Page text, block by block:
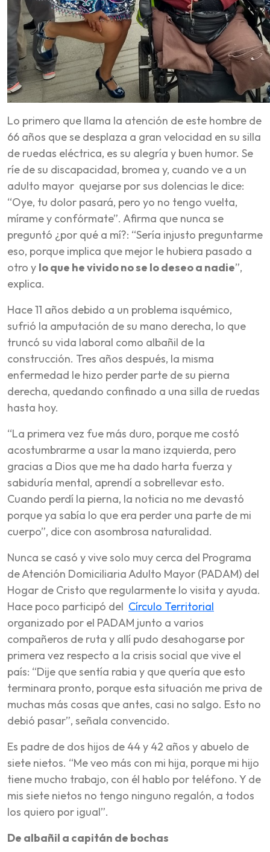
Lo primero que llama la atención de este hombre de
66 años que se desplaza a gran velocidad en su silla
de ruedas eléctrica, es su alegría y buen humor. Se
ríe de su discapacidad, bromea y, cuando ve a un
adulto mayor quejarse por sus dolencias le dice:
“Oye, tu dolor pasará, pero yo no tengo vuelta,
mírame y confórmate”. Afirma que nunca se
preguntó ¿por qué a mí?: “Sería injusto preguntarme
eso, porque implica que mejor le hubiera pasado a
otro y lo que he vivido no se lo deseo a nadie”,
explica.
Hace 11 años debido a un problema isquémico,
sufrió la amputación de su mano derecha, lo que
truncó su vida laboral como albañil de la
construcción. Tres años después, la misma
enfermedad le hizo perder parte de su pierna
derecha, quedando confinado a una silla de ruedas
hasta hoy.
“La primera vez fue más duro, porque me costó
acostumbrarme a usar la mano izquierda, pero
gracias a Dios que me ha dado harta fuerza y
sabiduría mental, aprendí a sobrellevar esto.
Cuando perdí la pierna, la noticia no me devastó
porque ya sabía lo que era perder una parte de mi
cuerpo”, dice con asombrosa naturalidad.
Nunca se casó y vive solo muy cerca del Programa
de Atención Domiciliaria Adulto Mayor (PADAM) del
Hogar de Cristo que regularmente lo visita y ayuda.
Hace poco participó del Círculo Territorial
organizado por el PADAM junto a varios
compañeros de ruta y allí pudo desahogarse por
primera vez respecto a la crisis social que vive el
país: “Dije que sentía rabia y que quería que esto
terminara pronto, porque esta situación me priva de
muchas más cosas que antes, casi no salgo. Esto no
debió pasar”, señala convencido.
Es padre de dos hijos de 44 y 42 años y abuelo de
siete nietos. “Me veo más con mi hija, porque mi hijo
tiene mucho trabajo, con él hablo por teléfono. Y de
mis siete nietos no tengo ninguno regalón, a todos
los quiero por igual”.
De albañil a capitán de bochas